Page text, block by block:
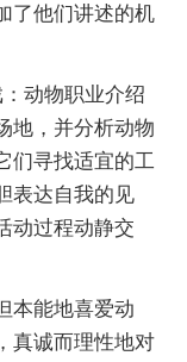
了他们讲述的机
动物职业介绍
地，并分析动物
们寻找适宜的工
表达自我的见
动过程动静交
本能地喜爱动
真诚而理性地对